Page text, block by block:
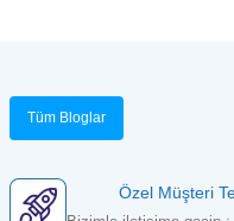
Tüm Bloglar
Özel Müşteri